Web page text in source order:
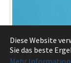
Diese Website
Sie das beste
Mehr
Wenn es keine